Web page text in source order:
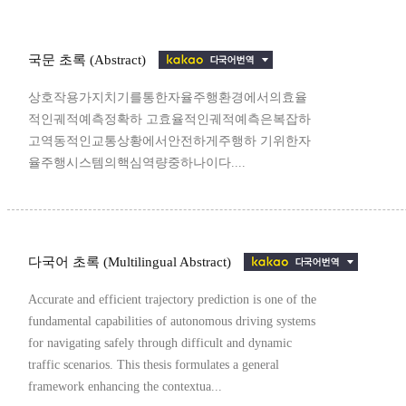
국문 초록 (Abstract)
상호작용가지치기를통한자율주행환경에서의효율
적인궤적예측정확하 고효율적인궤적예측은복잡하
고역동적인교통상황에서안전하게주행하 기위한자
율주행시스템의핵심역량중하나이다....
다국어 초록 (Multilingual Abstract)
Accurate and efficient trajectory prediction is one of the
fundamental capabilities of autonomous driving systems
for navigating safely through difficult and dynamic
traffic scenarios. This thesis formulates a general
framework enhancing the contextua...